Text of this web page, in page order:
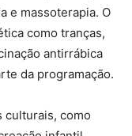
e massoterapia. O
como tranças,
antirrábica
da programação.
culturais, como